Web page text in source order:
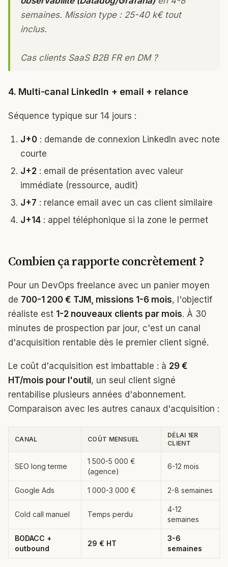
semaines. Mission type : 25-40 k€ tout
inclus.
Cas clients SaaS B2B FR en DM ?
4. Multi-canal LinkedIn + email + relance
Séquence typique sur 14 jours :
J+0 : demande de connexion LinkedIn avec note
courte
J+2 : email de présentation avec valeur
immédiate (ressource, audit)
J+7 : relance email avec un cas client similaire
J+14 : appel téléphonique si la zone le permet
Combien ça rapporte concrètement ?
Pour un DevOps freelance avec un panier moyen
de 700-1 200 € TJM, missions 1-6 mois, l'objectif
réaliste est 1-2 nouveaux clients par mois. À 30
minutes de prospection par jour, c'est un canal
d'acquisition rentable dès le premier client signé.
Le coût d'acquisition est imbattable : à 29 €
HT/mois pour l'outil , un seul client signé
rentabilise plusieurs années d'abonnement.
Comparaison avec les autres canaux d'acquisition :
CANAL COÛT MENSUEL
DÉLAI 1ER
CLIENT
SEO long terme
1 500-5 000 €
(agence)
6-12 mois
Google Ads 1 000-3 000 € 2-8 semaines
Cold call manuel Temps perdu
4-12
semaines
BODACC +
outbound
29 € HT
3-6
semaines